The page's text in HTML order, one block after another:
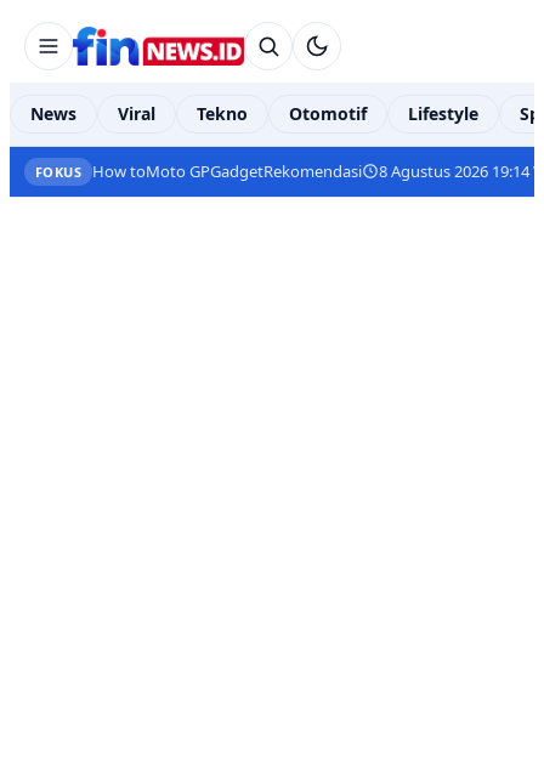
News Viral Tekno Otomotif Lifestyle
FOKUS How toMoto GPGadgetRekomendasi 8 Agustus 2026 19:14